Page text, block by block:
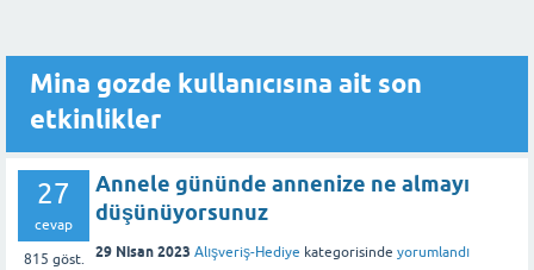
Mina gozde kullanıcısına ait son
etkinlikler
27
cevap
815 göst.
Annele gününde annenize ne almayı
düşünüyorsunuz
29 Nisan 2023 Alışveriş-Hediye kategorisinde yorumlandı